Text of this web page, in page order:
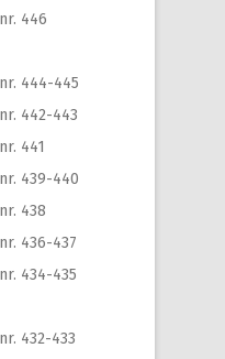
446
444-445
442-443
441
439-440
438
436-437
434-435
432-433